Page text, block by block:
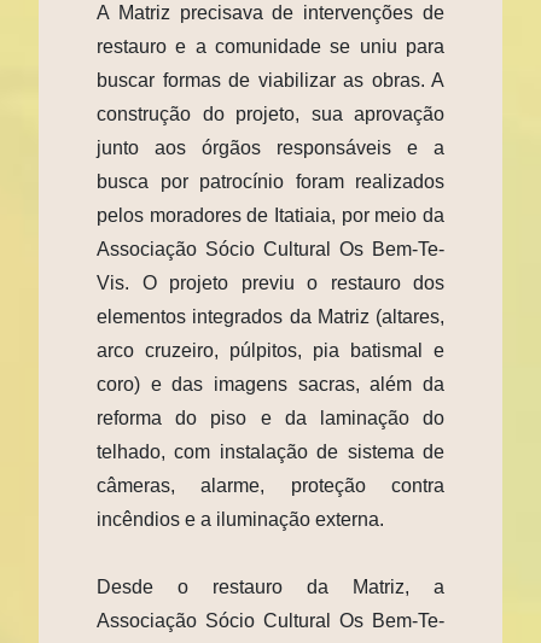
A Matriz precisava de intervenções de
restauro e a comunidade se uniu para
buscar formas de viabilizar as obras. A
construção do projeto, sua aprovação
junto aos órgãos responsáveis e a
busca por patrocínio foram realizados
pelos moradores de Itatiaia, por meio da
Associação Sócio Cultural Os Bem-Te-
Vis. O projeto previu o restauro dos
elementos integrados da Matriz (altares,
arco cruzeiro, púlpitos, pia batismal e
coro) e das imagens sacras, além da
reforma do piso e da laminação do
telhado, com instalação de sistema de
câmeras, alarme, proteção contra
incêndios e a iluminação externa.
Desde o restauro da Matriz, a
Associação Sócio Cultural Os Bem-Te-